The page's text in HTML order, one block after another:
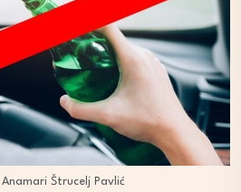
Anamari Štrucelj Pavlić